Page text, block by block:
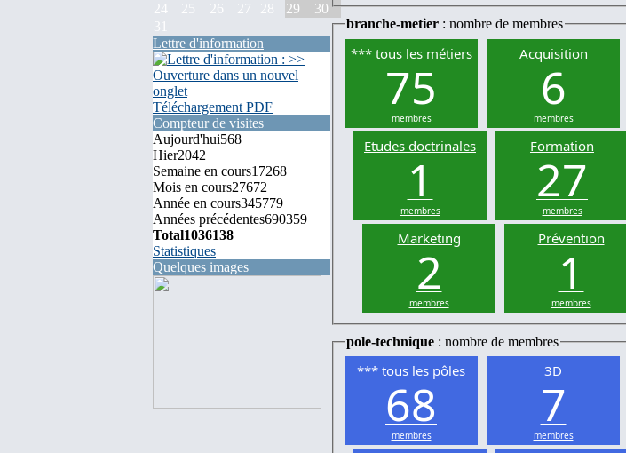
24
25 26 27 28 29
30
31
Lettre d'information
Téléchargement PDF
Compteur de visites
Aujourd'hui568
Hier2042
Semaine en cours17268
Mois en cours27672
Année en cours345779
Années précédentes690359
Total1036138
Statistiques
Quelques images
branche-metier : nombre de membres
*** tous les métiers
75
membres
Acquisition
6
membres
Etudes doctrinales
1
membres
Formation
27
membres
Marketing
2
membres
Prévention
1
membres
pole-technique : nombre de membres
*** tous les pôles
68
membres
3D
7
membres